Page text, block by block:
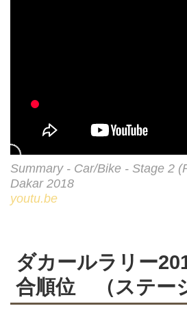
Summary - Car/Bike - Stage 2
Dakar 2018
youtu.be
ダカールラリー
合順位 （ステー